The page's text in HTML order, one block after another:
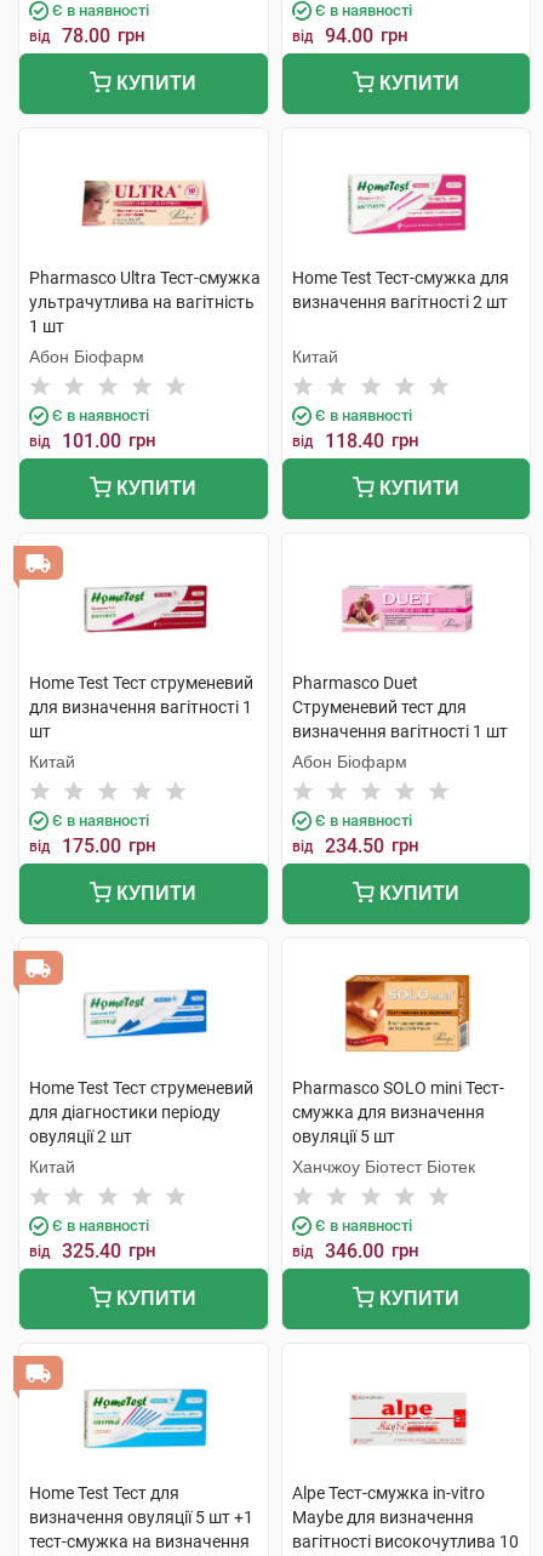
Є в наявності
від 78.00 грн
КУПИТИ
Є в наявності
від 94.00 грн
КУПИТИ
Pharmasco Ultra Тест-смужка
ультрачутлива на вагітність
1 шт
Абон Біофарм
Є в наявності
від 101.00 грн
КУПИТИ
Home Test Тест-смужка для
визначення вагітності 2 шт
Китай
Є в наявності
від 118.40 грн
КУПИТИ
Home Test Тест струменевий
для визначення вагітності 1
шт
Китай
Є в наявності
від 175.00 грн
КУПИТИ
Pharmasco Duet
Струменевий тест для
визначення вагітності 1 шт
Абон Біофарм
Є в наявності
від 234.50 грн
КУПИТИ
Home Test Тест струменевий
для діагностики періоду
овуляції 2 шт
Китай
Є в наявності
від 325.40 грн
КУПИТИ
Pharmasco SOLO mini Тест-
смужка для визначення
овуляції 5 шт
Ханчжоу Біотест Біотек
Є в наявності
від 346.00 грн
КУПИТИ
Home Test Тест для
визначення овуляції 5 шт +1
тест-смужка на визначення
Alpe Тест-смужка in-vitro
Maybe для визначення
вагітності високочутлива 10